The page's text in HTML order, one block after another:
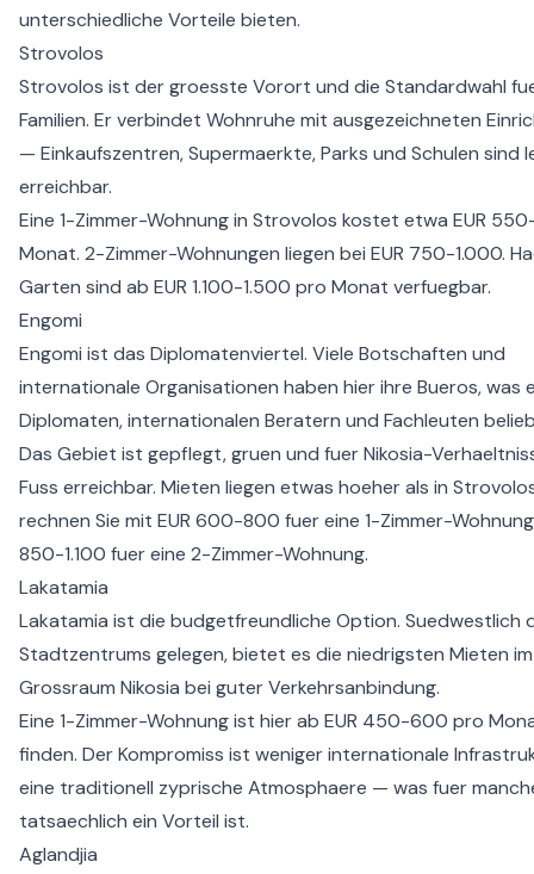
unterschiedliche Vorteile bieten.
Strovolos
Strovolos ist der groesste Vorort und die Standardwahl
Familien. Er verbindet Wohnruhe mit ausgezeichneten
— Einkaufszentren, Supermaerkte, Parks und Schulen sind
erreichbar.
Eine 1-Zimmer-Wohnung in Strovolos kostet etwa EUR
Monat. 2-Zimmer-Wohnungen liegen bei EUR 750-1.000.
Garten sind ab EUR 1.100-1.500 pro Monat verfuegbar.
Engomi
Engomi ist das Diplomatenviertel. Viele Botschaften und
internationale Organisationen haben hier ihre Bueros, was
Diplomaten, internationalen Beratern und Fachleuten
Das Gebiet ist gepflegt, gruen und fuer Nikosia-
Fuss erreichbar. Mieten liegen etwas hoeher als in
rechnen Sie mit EUR 600-800 fuer eine 1-Zimmer-Wohnung
850-1.100 fuer eine 2-Zimmer-Wohnung.
Lakatamia
Lakatamia ist die budgetfreundliche Option. Suedwestlich
Stadtzentrums gelegen, bietet es die niedrigsten Mieten im
Grossraum Nikosia bei guter Verkehrsanbindung.
Eine 1-Zimmer-Wohnung ist hier ab EUR 450-600 pro
finden. Der Kompromiss ist weniger internationale
eine traditionell zyprische Atmosphaere — was fuer
tatsaechlich ein Vorteil ist.
Aglandjia